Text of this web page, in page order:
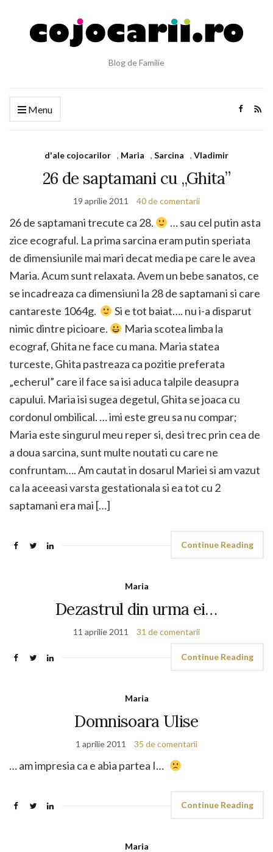
Blog de Familie
Menu
d'ale cojocarilor , Maria , Sarcina , Vladimir
26 de saptamani cu „Ghita”
19 aprilie 2011 40 de comentarii
26 de saptamani trecute ca 28.
… sau cel putin asta
zice ecograful. La prima sarcina eram putin speriata
de dimensiunile mai mari decat media pe care le avea
Maria. Acum sunt relaxata. Avem un bebe sanatos, ce
se incadreaza ca dimensiuni la 28 de saptamani si care
cantareste 1064g.
Si e tot baiat…. nu i-a disparut
nimic dintre picioare.
Maria scotea limba la
ecograf, Ghita ne face cu mana. Maria statea
turceste, Ghita pastreaza ca pozitie preferata
„echerul” care il face sa isi aduca talpile deasupra
capului. Maria isi sugea degetul, Ghita se joaca cu
cordonul ombilical. … imi este greu sa nu compar;
Maria este singurul meu reper si, desi trec prin cea de
a doua sarcina, sunt multe noutati cu care ne
confruntam…. Am cautat in dosarul Mariei si am vazut
ca la aceeasi varsta gestationala si ea tot cu 2
saptamani era mai […]
Continue Reading
Maria
Dezastrul din urma ei…
11 aprilie 2011 31 de comentarii
Continue Reading
Maria
Domnisoara Ulise
1 aprilie 2011 35 de comentarii
… am impresia ca e abia partea I…
Continue Reading
Maria